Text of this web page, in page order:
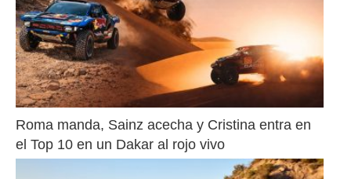
Roma manda, Sainz acecha y Cristina entra en
el Top 10 en un Dakar al rojo vivo